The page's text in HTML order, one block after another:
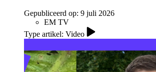
Gepubliceerd op: 9 juli 2026
EM TV
Type artikel: Video